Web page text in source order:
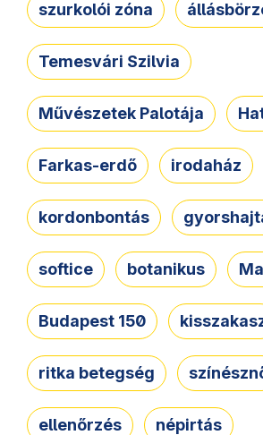
szurkolói zóna
Temesvári Szilvia
Művészetek Palotája
Farkas-erdő irodaház
kordonbontás
softice botanikus
Budapest 150
ritka betegség
ellenőrzés népirtás